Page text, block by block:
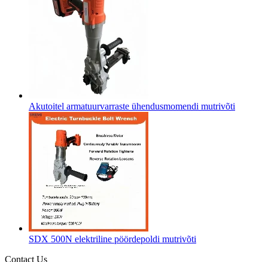
Akutoitel armatuurvarraste ühendusmomendi mutrivõti
SDX 500N elektriline pöördepoldi mutrivõti
Contact Us